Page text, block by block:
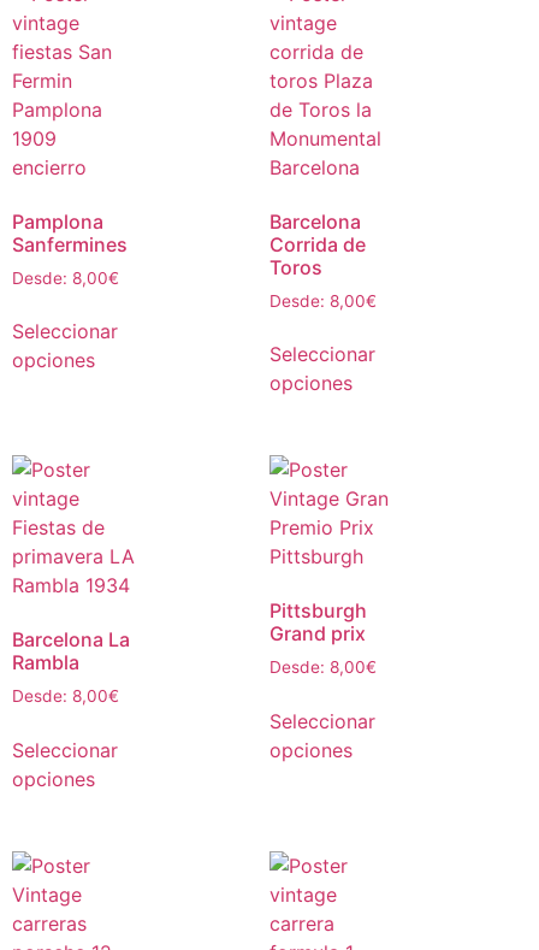
Pamplona
Sanfermines
Desde: 8,00€
Seleccionar
opciones
Barcelona
Corrida de
Toros
Desde: 8,00€
Seleccionar
opciones
Barcelona La
Rambla
Desde: 8,00€
Seleccionar
opciones
Pittsburgh
Grand prix
Desde: 8,00€
Seleccionar
opciones